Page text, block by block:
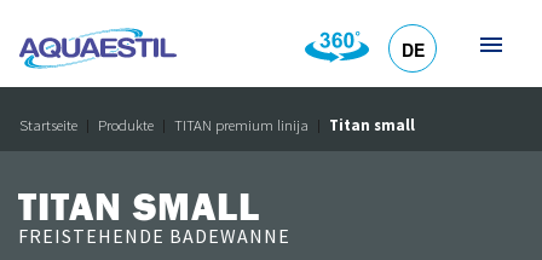
DE
Startseite Produkte TITAN premium linija Titan small
TITAN SMALL
FREISTEHENDE BADEWANNE